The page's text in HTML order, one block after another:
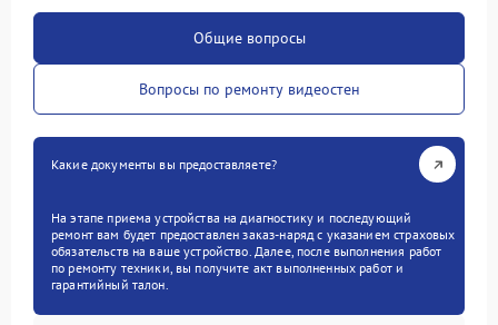
Общие вопросы
Вопросы по ремонту видеостен
Какие документы вы предоставляете?
На этапе приема устройства на диагностику и последующий
ремонт вам будет предоставлен заказ-наряд с указанием страховых
обязательств на ваше устройство. Далее, после выполнения работ
по ремонту техники, вы получите акт выполненных работ и
гарантийный талон.